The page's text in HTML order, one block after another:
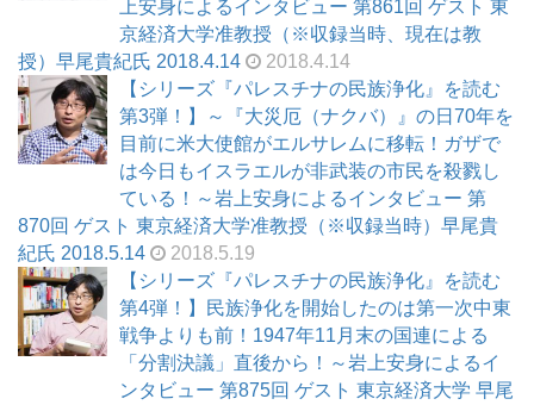
上安身によるインタビュー 第861回 ゲスト 東
京経済大学准教授（※収録当時、現在は教
授）早尾貴紀氏 2018.4.14
2018.4.14
【シリーズ『パレスチナの民族浄化』を読む
第3弾！】～『大災厄（ナクバ）』の日70年を
目前に米大使館がエルサレムに移転！ガザで
は今日もイスラエルが非武装の市民を殺戮し
ている！～岩上安身によるインタビュー 第
870回 ゲスト 東京経済大学准教授（※収録当時）早尾貴
紀氏 2018.5.14
2018.5.19
【シリーズ『パレスチナの民族浄化』を読む
第4弾！】民族浄化を開始したのは第一次中東
戦争よりも前！1947年11月末の国連による
「分割決議」直後から！～岩上安身によるイ
ンタビュー 第875回 ゲスト 東京経済大学 早尾